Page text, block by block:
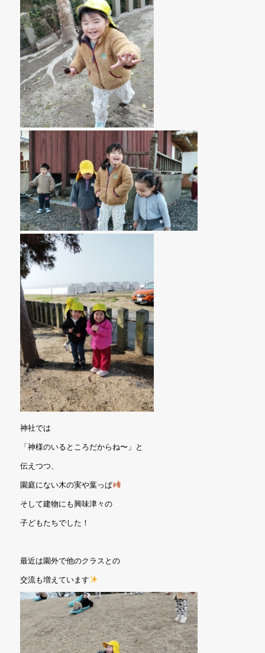
神社では
「神様のいるところだからね〜」と
伝えつつ、
園庭にない木の実や葉っぱ
そして建物にも興味津々の
子どもたちでした！
最近は園外で他のクラスとの
交流も増えています